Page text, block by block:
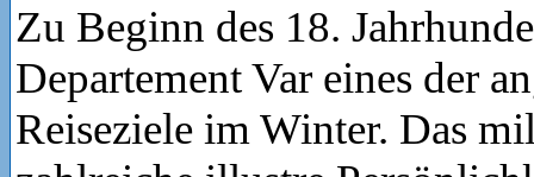
Zu Beginn des 18.
Departement Var eines der
Reiseziele im Winter. Das